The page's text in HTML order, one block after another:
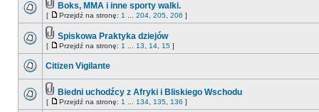
Boks, MMA i inne sporty walki.
[ Przejdź na stronę: 1 204 205 206 ]
Spiskowa Praktyka dziejów
[ Przejdź na stronę: 1 13 14 15 ]
Citizen Vigilante
Biedni uchodźcy z Afryki i Bliskiego Wschodu
[ Przejdź na stronę: 1 134 135 136 ]